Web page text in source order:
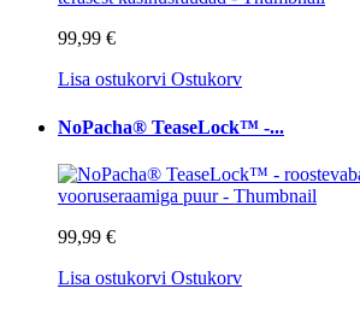
99,99 €
Lisa ostukorvi Ostukorv
NoPacha® TeaseLock™ -...
99,99 €
Lisa ostukorvi Ostukorv